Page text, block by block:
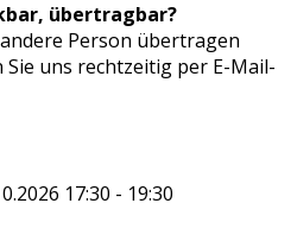
übertragbar?
Person übertragen
uns rechtzeitig per E-Mail-
17:30 - 19:30